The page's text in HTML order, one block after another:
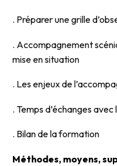
. Préparer une grille
. Accompagnement
mise en situation
. Les enjeux de
. Temps d’échanges
. Bilan de la formation
Méthodes, moyens,